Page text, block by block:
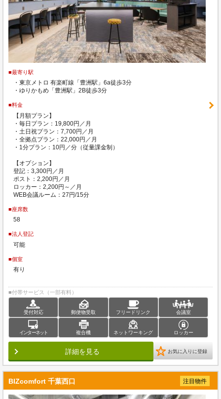
■最寄り駅
・東京メトロ 有楽町線「豊洲駅」6a徒歩3分
・ゆりかもめ「豊洲駅」2B徒歩3分
■料金
【月額プラン】
・毎日プラン：19,800円／月
・土日祝プラン：7,700円／月
・全拠点プラン：22,000円／月
・1分プラン：10円／分（従量課金制）
【オプション】
登記：3,300円／月
ポスト：2,200円／月
ロッカー：2,200円～／月
WEB会議ルーム：27円/15分
■座席数
58
■法人登記
可能
■個室
有り
■付帯サービス（一部有料）
受付対応 郵便物受取 フリードリンク 会議室
インターネット 複合機 ネットワーキング ロッカー
詳細を見る お気に入りに登録
BIZcomfort 千葉西口 注目物件